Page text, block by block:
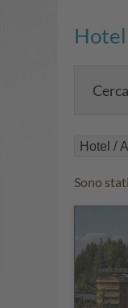
Cerca
Hotel /
Sono